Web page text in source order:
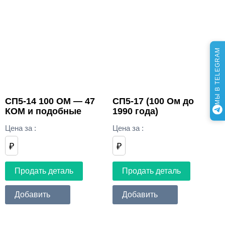
СП5-14 100 ОМ — 47
КОМ и подобные
Цена за :
₽
Продать деталь
Добавить
СП5-17 (100 Ом до
1990 года)
Цена за :
₽
Продать деталь
Добавить
МЫ В TELEGRAM